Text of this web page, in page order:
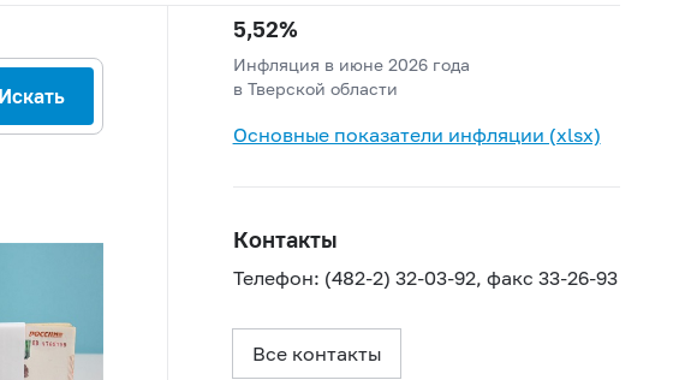
Искать
5,52%
Инфляция в июне 2026 года
в Тверской области
Основные показатели инфляции (xlsx)
Контакты
Телефон: (482-2) 32-03-92, факс 33-26-93
Все контакты